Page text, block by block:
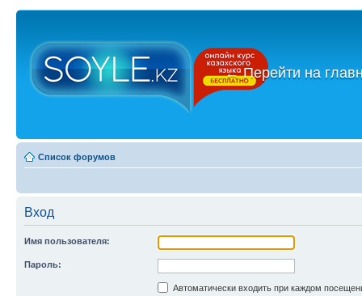
←Перейти на
Список форумов
Вход
Имя пользователя:
Пароль:
Автоматически входить при каждом